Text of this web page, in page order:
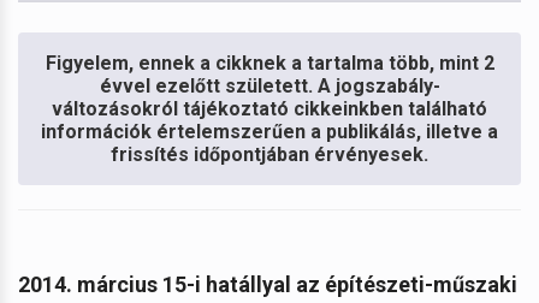
Figyelem, ennek a cikknek a tartalma több, mint 2
évvel ezelőtt született. A jogszabály-
változásokról tájékoztató cikkeinkben található
információk értelemszerűen a publikálás, illetve a
frissítés időpontjában érvényesek.
2014. március 15-i hatállyal az építészeti-műszaki